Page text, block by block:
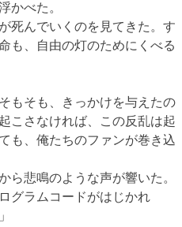
かべた。
死んでいくのを見てきた。す
も、自由の灯のためにくべる
もそも、きっかけを与えたの
こさなければ、この反乱は起
も、俺たちのファンが巻き込
悲鳴のような声が響いた。
グラムコードがはじかれ